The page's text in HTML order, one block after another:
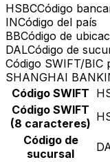
HSBCCódigo
INCódigo del país
BBCódigo de
DALCódigo de
Código SWIFT/BIC
SHANGHAI
Código SWIFT
Código SWIFT
(8 caracteres)
Código de
sucursal